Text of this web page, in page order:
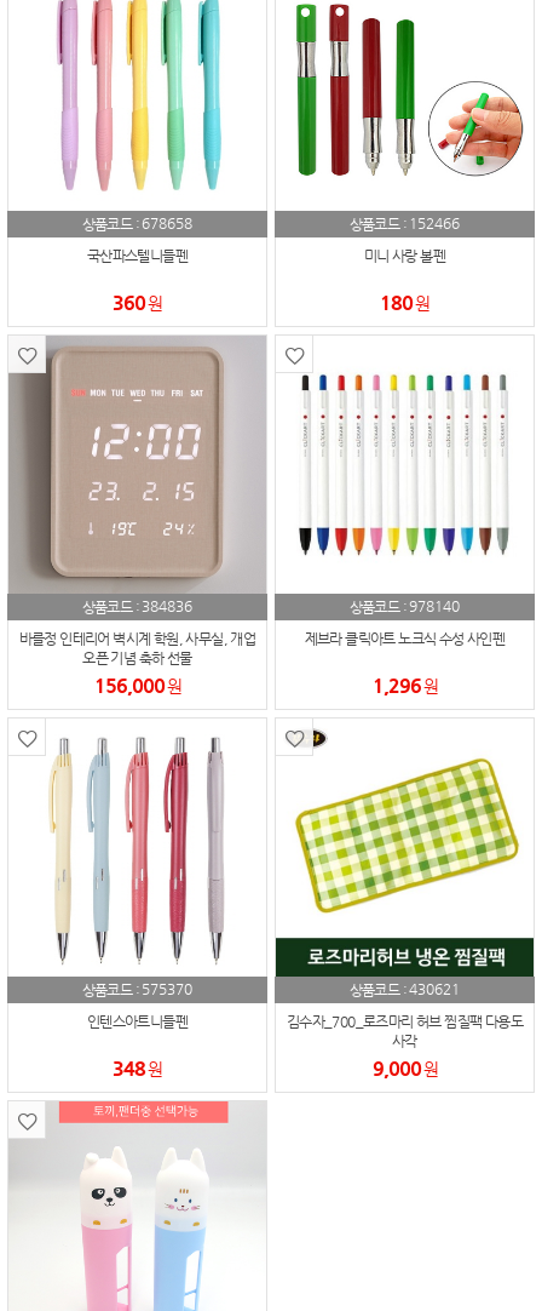
상품코드 : 678658
국산파스텔니들펜
360원
상품코드 : 152466
미니 사랑 볼펜
180원
상품코드 : 384836
바를정 인테리어 벽시계 학원, 사무실, 개업
오픈 기념 축하 선물
156,000원
상품코드 :978140
제브라 클릭아트 노크식 수성 사인펜
1,296원
상품코드 : 575370
인텐스아트니들펜
348원
상품코드 :430621
김수자_700_로즈마리 허브 찜질팩 다용도
사각
9,000원